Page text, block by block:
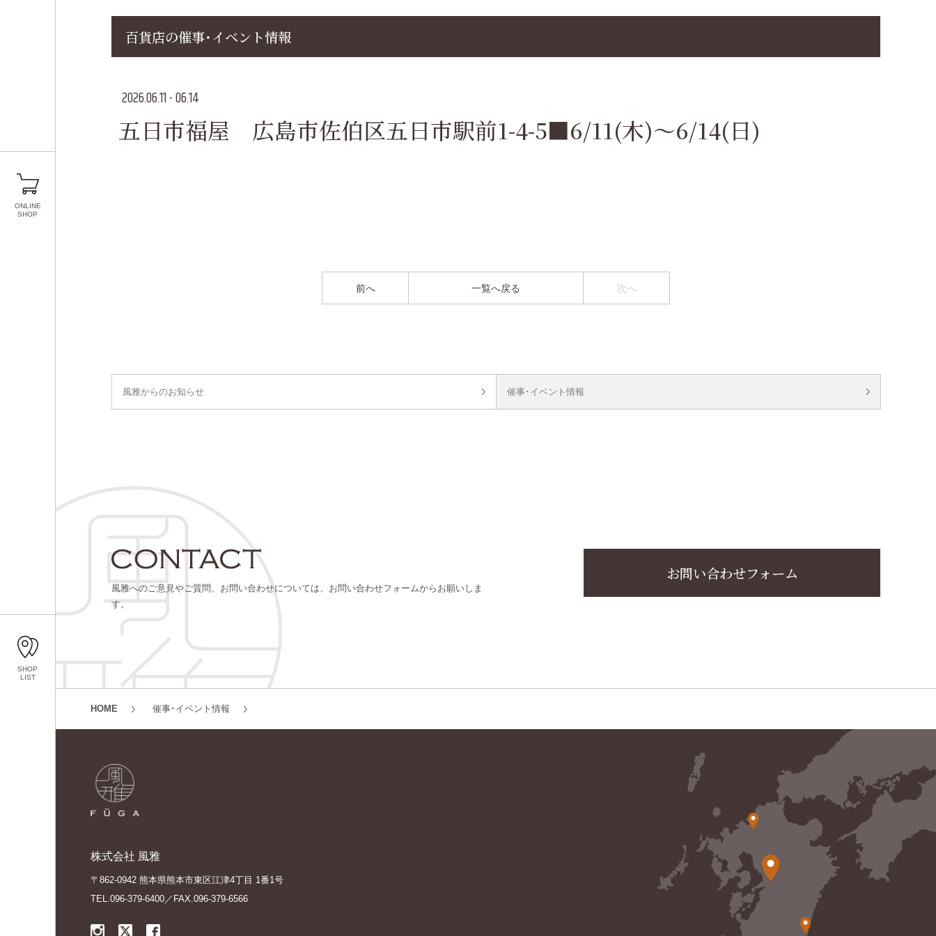
ONLINE
SHOP
SHOP
LIST
百貨店の催事･イベント情報
2026.06.11 - 06.14
五日市福屋 広島市佐伯区五日市駅前1-4-5■6/11(木)～6/14(日)
前へ 一覧へ戻る 次へ
風雅からのお知らせ 催事･イベント情報
風雅へのご意見やご質問、お問い合わせについては、お問い合わせフォームからお願いしま
す。
お問い合わせフォーム
HOME 催事･イベント情報
株式会社 風雅
〒862-0942 熊本県熊本市東区江津4丁目 1番1号
TEL.096-379-6400／FAX.096-379-6566